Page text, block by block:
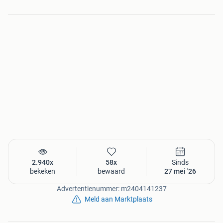
Hazelnoot
Monstercrab
2.940x
bekeken
58x
bewaard
Sinds
27 mei '26
Advertentienummer: m2404141237
Meld aan Marktplaats